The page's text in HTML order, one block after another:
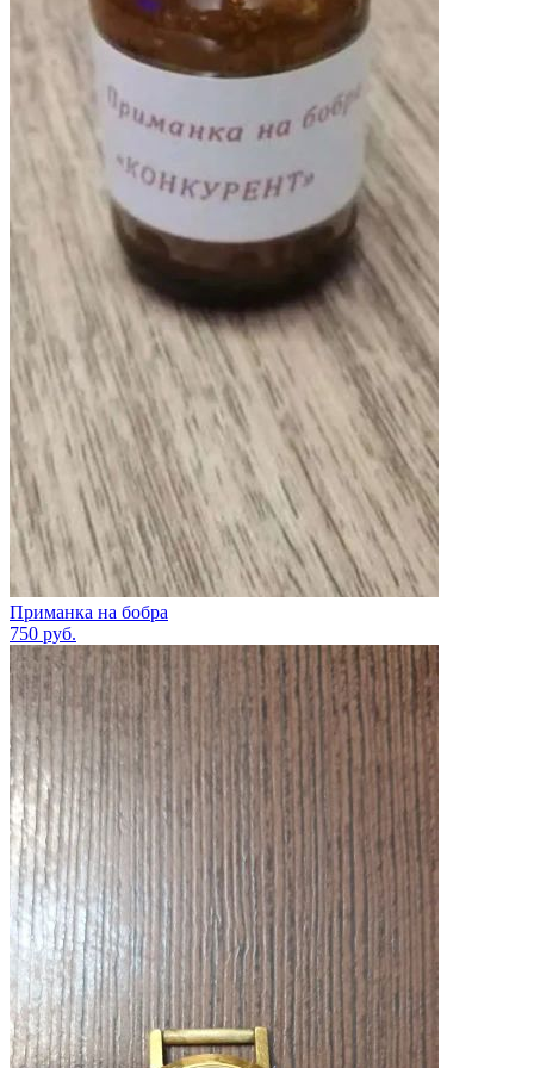
Приманка на бобра
750 руб.